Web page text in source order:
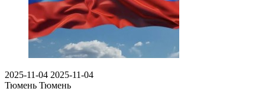
2025-11-04 2025-11-04
Тюмень Тюмень